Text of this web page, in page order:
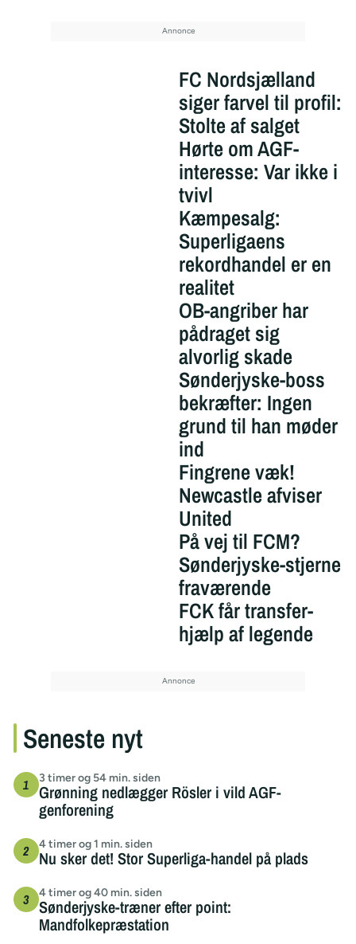
FC Nordsjælland
siger farvel til profil:
Stolte af salget
Hørte om AGF-
interesse: Var ikke i
tvivl
Kæmpesalg:
Superligaens
rekordhandel er en
realitet
OB-angriber har
pådraget sig
alvorlig skade
Sønderjyske-boss
bekræfter: Ingen
grund til han møder
ind
Fingrene væk!
Newcastle afviser
United
På vej til FCM?
Sønderjyske-stjerne
fraværende
FCK får transfer-
hjælp af legende
Seneste nyt
3 timer og 54 min. siden
Grønning nedlægger Rösler i vild AGF-
genforening
4 timer og 1 min. siden
Nu sker det! Stor Superliga-handel på plads
4 timer og 40 min. siden
Sønderjyske-træner efter point:
Mandfolkepræstation